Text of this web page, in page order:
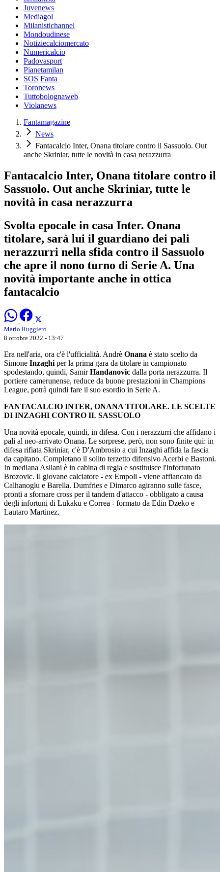
Juvenews
Mediagol
Milanistichannel
Mondoudinese
Notiziecalciomercato
Numericalcio
Padovasport
Pianetamilan
SOS Fanta
Toronews
Tuttobolognaweb
Violanews
Fantamagazine
News
Fantacalcio Inter, Onana titolare contro il Sassuolo. Out
anche Skriniar, tutte le novità in casa nerazzurra
Fantacalcio Inter, Onana titolare contro il
Sassuolo. Out anche Skriniar, tutte le
novità in casa nerazzurra
Svolta epocale in casa Inter. Onana
titolare, sarà lui il guardiano dei pali
nerazzurri nella sfida contro il Sassuolo
che apre il nono turno di Serie A. Una
novità importante anche in ottica
fantacalcio
Mario Ruggiero
8 ottobre 2022 - 13:47
Era nell'aria, ora c'è l'ufficialità. Andrè Onana è stato scelto da
Simone Inzaghi per la prima gara da titolare in campionato
spodestando, quindi, SamirHandanovic dalla porta nerazzurra. Il
portiere camerunense, reduce da buone prestazioni in Champions
League, potrà quindi fare il suo esordio in Serie A.
FANTACALCIO INTER, ONANA TITOLARE. LE SCELTE
DI INZAGHI CONTRO IL SASSUOLO
Una novità epocale, quindi, in difesa. Con i nerazzurri che affidano i
pali al neo-arrivato Onana. Le sorprese, però, non sono finite qui: in
difesa rifiata Skriniar, c'è D'Ambrosio a cui Inzaghi affida la fascia
da capitano. Completano il solito terzetto difensivo Acerbi e Bastoni.
In mediana Asllani è in cabina di regia e sostituisce l'infortunato
Brozovic. Il giovane calciatore - ex Empoli - viene affiancato da
Calhanoglu e Barella. Dumfries e Dimarco agiranno sulle fasce,
pronti a sfornare cross per il tandem d'attacco - obbligato a causa
degli infortuni di Lukaku e Correa - formato da Edin Dzeko e
Lautaro Martinez.